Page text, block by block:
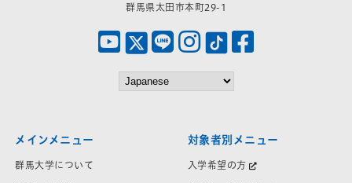
群馬県太田市本町29-1
メインメニュー
群馬大学について
対象者別メニュー
入学希望の方